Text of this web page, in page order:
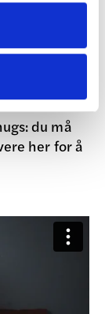
lite innblikk
du må
her for å